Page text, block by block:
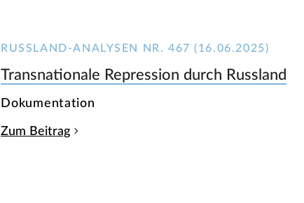
RUSSLAND-ANALYSEN NR. 467 (16.06.2025)
Transnationale Repression durch Russland
Dokumentation
Zum Beitrag